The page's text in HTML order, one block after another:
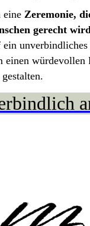
eineZeremonie,
gerecht
unverbindliches
einen würdevollen